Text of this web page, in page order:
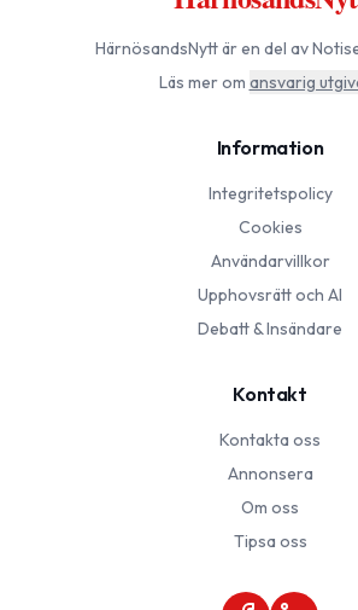
HärnösandsNyttär en del av
Läs mer om ansvarig
Information
Integritetspolicy
Cookies
Användarvillkor
Upphovsrätt och AI
Debatt & Insändare
Kontakt
Kontakta oss
Annonsera
Om oss
Tipsa oss